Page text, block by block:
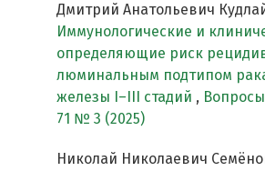
Дмитрий Анатольевич
Иммунологические и
определяющие риск
люминальным подтипом
железы I–III стадий ,
71 № 3 (2025)
Николай Николаевич